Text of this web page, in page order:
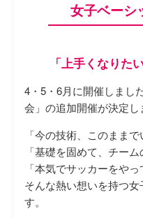
女子ベーシ
「上手くなりた
4・5・6月に開催しまし
会」の追加開催が決定し
「今の技術、このままで
「基礎を固めて、チー
「本気でサッカーをやっ
そんな熱い想いを持つ
す。